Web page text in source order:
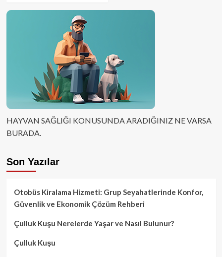
HAYVAN SAĞLIĞI KONUSUNDA ARADIĞINIZ NE VARSA
BURADA.
Son Yazılar
Otobüs Kiralama Hizmeti: Grup Seyahatlerinde Konfor,
Güvenlik ve Ekonomik Çözüm Rehberi
Çulluk Kuşu Nerelerde Yaşar ve Nasıl Bulunur?
Çulluk Kuşu